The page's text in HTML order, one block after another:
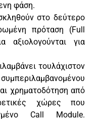
φάση.
στο δεύτερο
πρόταση (Full
αξιολογούνται για
τουλάχιστον
χρηματοδότηση από
χώρες που
Call Module.